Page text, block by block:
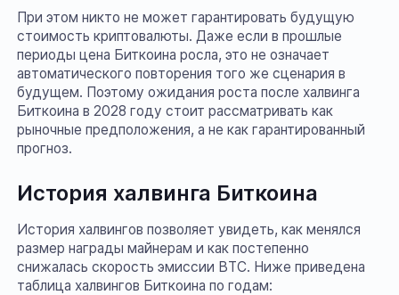
При этом никто не может гарантировать будущую
стоимость криптовалюты. Даже если в прошлые
периоды цена Биткоина росла, это не означает
автоматического повторения того же сценария в
будущем. Поэтому ожидания роста после халвинга
Биткоина в 2028 году стоит рассматривать как
рыночные предположения, а не как гарантированный
прогноз.
История халвинга Биткоина
История халвингов позволяет увидеть, как менялся
размер награды майнерам и как постепенно
снижалась скорость эмиссии BTC. Ниже приведена
таблица халвингов Биткоина по годам: